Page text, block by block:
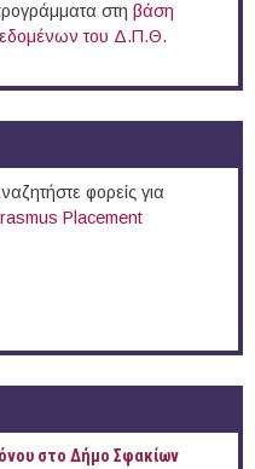
στη βάση
του Δ.Π.Θ.
φορείς για
Placement
στο Δήμο Σφακίων